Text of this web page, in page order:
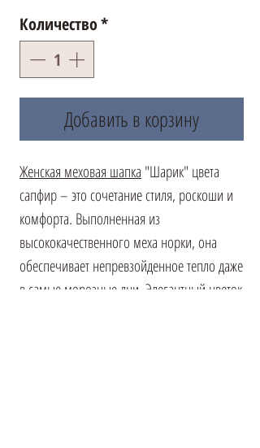
Количество*
Добавить в корзину
Женская меховая шапка "Шарик" цвета
сапфир – это сочетание стиля, роскоши и
комфорта. Выполненная из
высококачественного меха норки, она
обеспечивает непревзойденное тепло даже
в самые морозные дни. Элегантный цветок